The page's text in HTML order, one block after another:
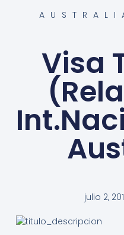
Visa
julio 2,